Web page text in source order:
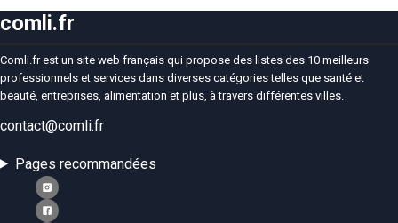
comli.fr
Comli.fr est un site web français qui propose des listes des 10 meilleurs
professionnels et services dans diverses catégories telles que santé et
beauté, entreprises, alimentation et plus, à travers différentes villes.
contact@comli.fr
Pages recommandées